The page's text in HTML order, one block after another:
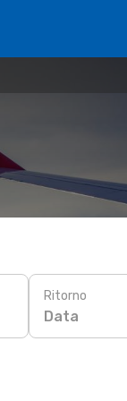
Ritorno
Data